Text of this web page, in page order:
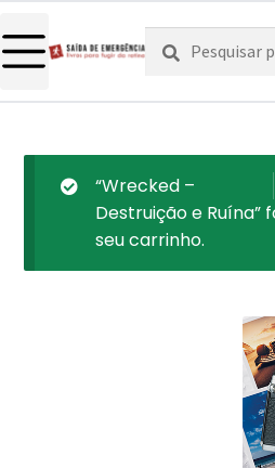
Pesquisar
por:
Pesquisa
“Wrecked –
Destruição e Ruína”
seu carrinho.